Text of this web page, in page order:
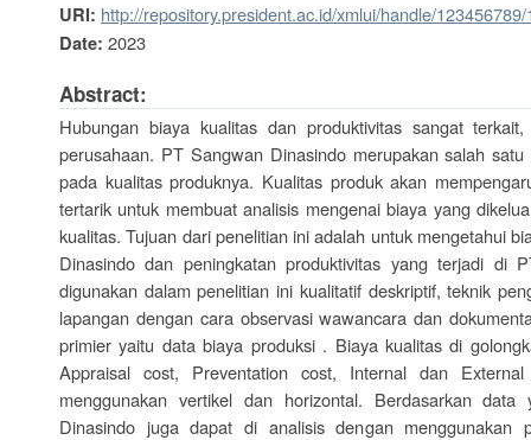
URI: http://repository.president.ac.id/xmlui/handle/
Date: 2023
Abstract:
Hubungan biaya kualitas dan produktivitas sangat
perusahaan. PT Sangwan Dinasindo merupakan salah
pada kualitas produknya. Kualitas produk akan
tertarik untuk membuat analisis mengenai biaya yang
kualitas. Tujuan dari penelitian ini adalah untuk mengetahui
Dinasindo dan peningkatan produktivitas yang terjadi di
digunakan dalam penelitian ini kualitatif deskriptif, teknik
lapangan dengan cara observasi wawancara dan
primier yaitu data biaya produksi . Biaya kualitas di
Appraisal cost, Preventation cost, Internal dan
menggunakan vertikel dan horizontal. Berdasarkan
Dinasindo juga dapat di analisis dengan menggunakan